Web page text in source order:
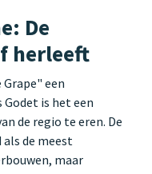
De
herleeft
Grape" een
is het een
de regio te eren. De
de meest
maar